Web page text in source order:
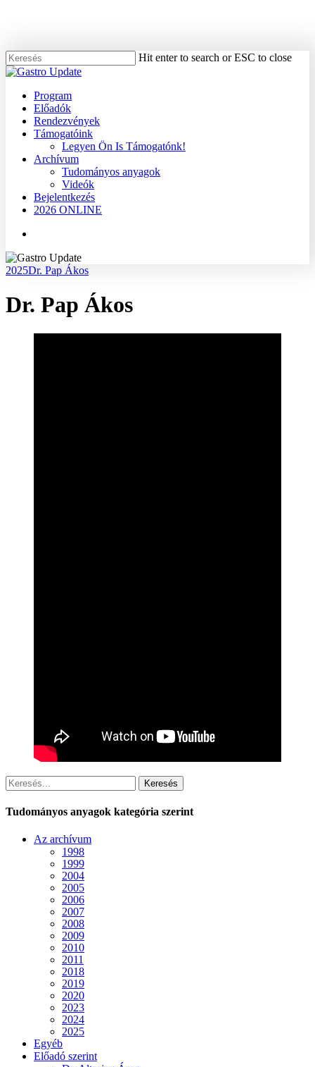
content
Hit enter to search or ESC to close
Close
Menu
Program
Előadók
Rendezvények
Támogatóink
Legyen Ön Is Támogatónk!
Archívum
Tudományos anyagok
Videók
Bejelentkezés
2026 ONLINE
2025Dr. Pap Ákos
Dr. Pap Ákos
Keresés
Tudományos anyagok kategória szerint
Az archívum
1998
1999
2004
2005
2006
2007
2008
2009
2010
2011
2018
2019
2020
2023
2024
2025
Egyéb
Előadó szerint